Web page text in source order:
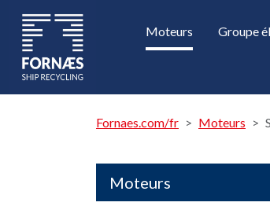
Moteurs Groupe
Fornaes.com/fr Moteurs
Moteurs